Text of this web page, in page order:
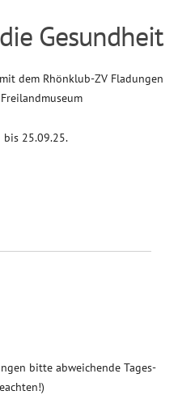
Gesundheit
dem Rhönklub-ZV Fladungen
bis 25.09.25.
bitte abweichende Tages-